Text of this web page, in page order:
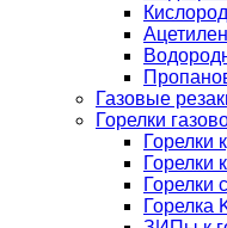
Газовые
Горелки
Горелки
Горелки
Горелки
Горелка